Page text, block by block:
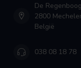
De
2800
België
038 08 18 78